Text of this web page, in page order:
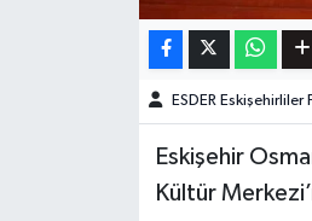
ESDER Eskişehirliler
Eskişehir
Kültür